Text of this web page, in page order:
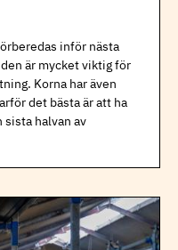
inför nästa
är mycket viktig för
Korna har även
det bästa är att ha
halvan av